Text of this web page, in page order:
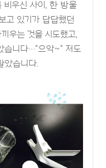
비우신 사이, 한 방울
고 있기가 답답했던
우는 것을 시도했고,
습니다…"으악~" 저도
았습니다.